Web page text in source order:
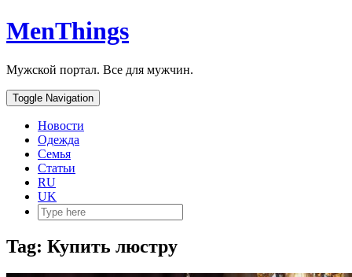
MenThings
Мужской портал. Все для мужчин.
Toggle Navigation
Новости
Одежда
Семья
Статьи
RU
UK
Tag: Купить люстру